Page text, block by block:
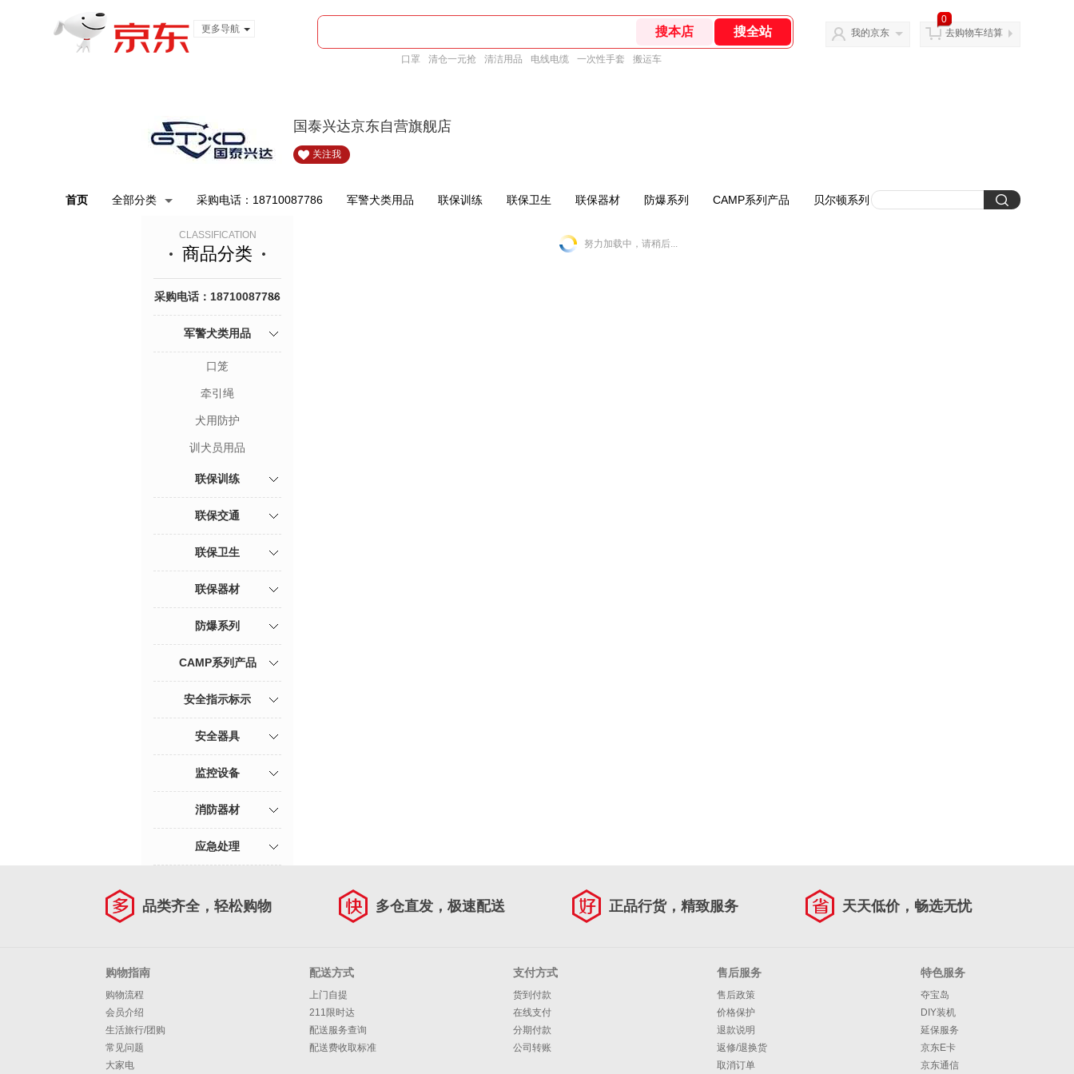
更多导航
口罩 清仓一元抢 清洁用品 电线电缆 一次性手套 搬运车
我的京东
0
去购物车结算
国泰兴达京东自营旗舰店
关注我
首页 全部分类 采购电话：18710087786 军警犬类用品 联保训练 联保卫生 联保器材 防爆系列 CAMP系列产品 贝尔顿系列
CLASSIFICATION
商品分类
采购电话：18710087786
军警犬类用品
口笼
牵引绳
犬用防护
训犬员用品
联保训练
联保交通
联保卫生
联保器材
防爆系列
CAMP系列产品
安全指示标示
安全器具
监控设备
消防器材
应急处理
努力加载中，请稍后...
品类齐全，轻松购物 多仓直发，极速配送 正品行货，精致服务 天天低价，畅选无忧
购物指南
购物流程
会员介绍
生活旅行/团购
常见问题
大家电
配送方式
上门自提
211限时达
配送服务查询
配送费收取标准
支付方式
货到付款
在线支付
分期付款
公司转账
售后服务
售后政策
价格保护
退款说明
返修/退换货
取消订单
特色服务
夺宝岛
DIY装机
延保服务
京东E卡
京东通信